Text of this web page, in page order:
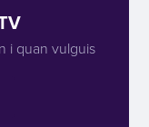
i quan vulguis